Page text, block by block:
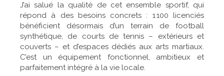
J’ai salué la qualité de cet ensemble sportif, qui
répond à des besoins concrets : 1 100 licenciés
bénéficient désormais d’un terrain de football
synthétique, de courts de tennis – extérieurs et
couverts – et d’espaces dédiés aux arts martiaux.
C’est un équipement fonctionnel, ambitieux et
parfaitement intégré à la vie locale.